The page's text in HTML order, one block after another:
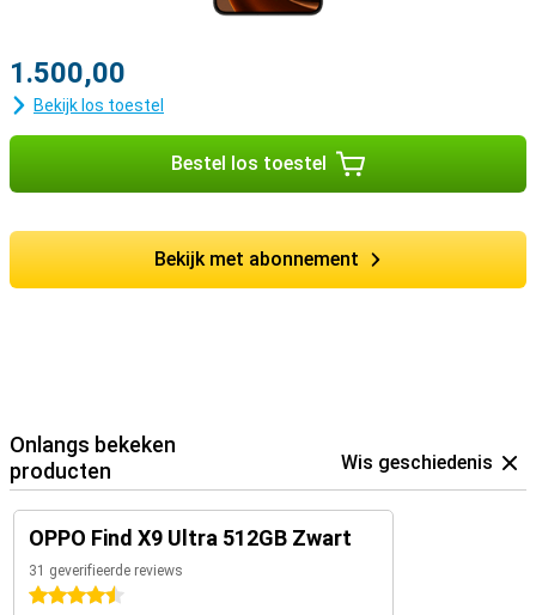
1.500,00
Bekijk los toestel
Bestel los toestel
Bekijk met abonnement
Onlangs bekeken
producten
Wis geschiedenis
OPPO Find X9 Ultra 512GB Zwart
31 geverifieerde reviews
4.5 sterren